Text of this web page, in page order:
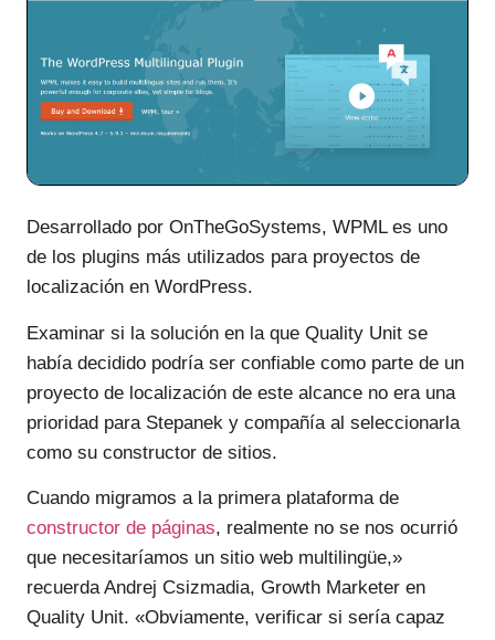
Desarrollado por OnTheGoSystems, WPML es uno
de los plugins más utilizados para proyectos de
localización en WordPress.
Examinar si la solución en la que Quality Unit se
había decidido podría ser confiable como parte de un
proyecto de localización de este alcance no era una
prioridad para Stepanek y compañía al seleccionarla
como su constructor de sitios.
Cuando migramos a la primera plataforma de
constructor de páginas, realmente no se nos ocurrió
que necesitaríamos un sitio web multilingüe,»
recuerda Andrej Csizmadia, Growth Marketer en
Quality Unit. «Obviamente, verificar si sería capaz